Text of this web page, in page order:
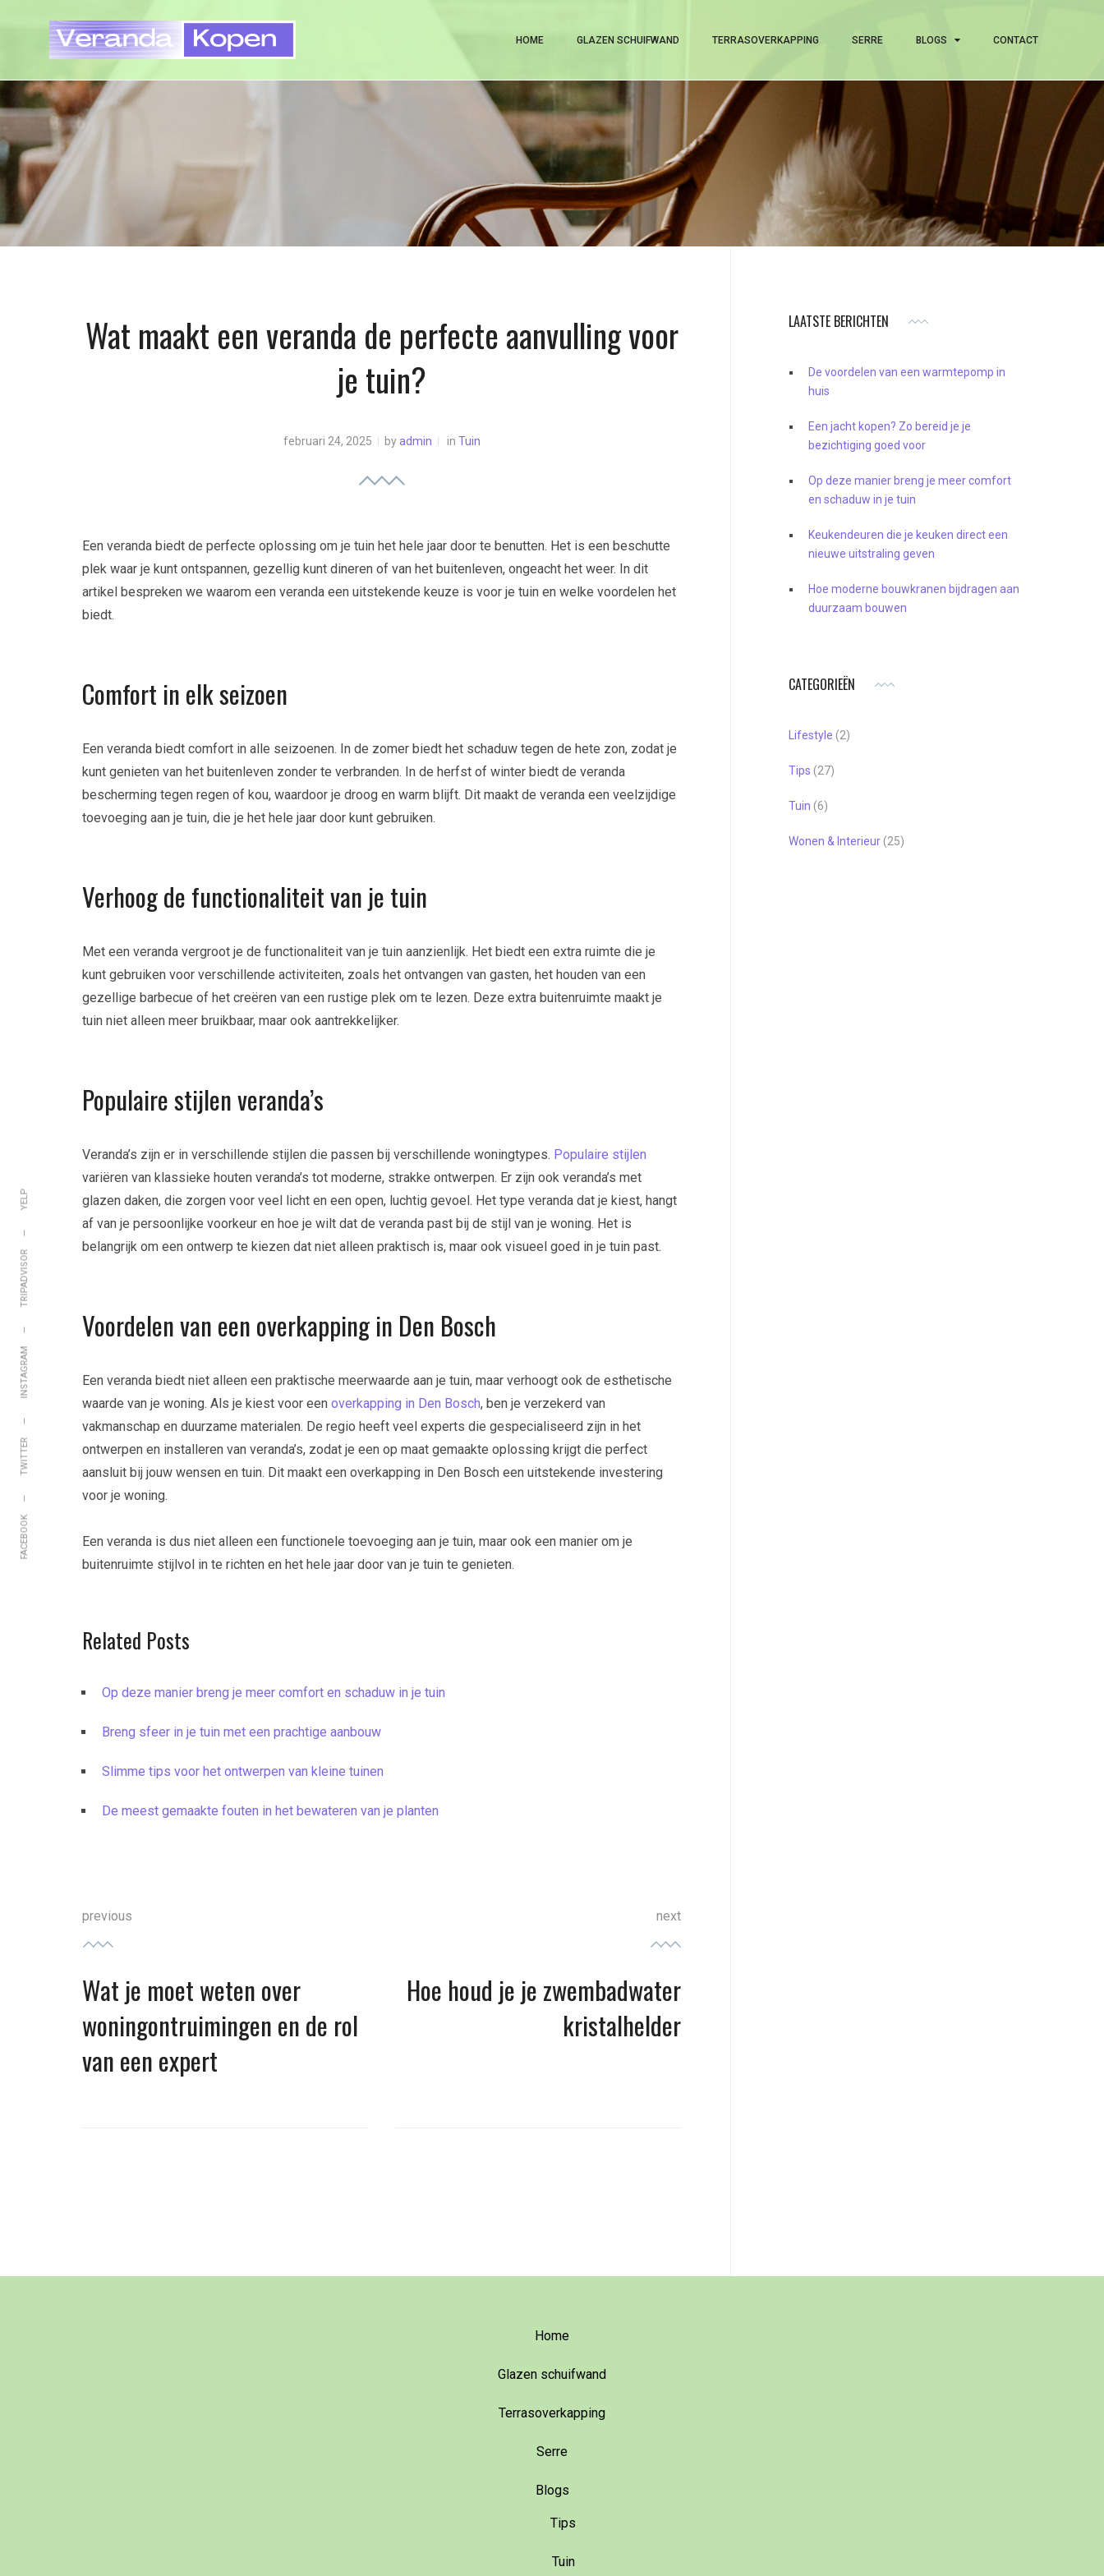
HOME GLAZEN SCHUIFWAND TERRASOVERKAPPING SERRE BLOGS CONTACT
Wat maakt een veranda de perfecte aanvulling voor
je tuin?
februari 24, 2025 byadmin in Tuin
Een veranda biedt de perfecte oplossing om je tuin het hele jaar door te benutten. Het is een beschutte
plek waar je kunt ontspannen, gezellig kunt dineren of van het buitenleven, ongeacht het weer. In dit
artikel bespreken we waarom een veranda een uitstekende keuze is voor je tuin en welke voordelen het
biedt.
Comfort in elk seizoen
Een veranda biedt comfort in alle seizoenen. In de zomer biedt het schaduw tegen de hete zon, zodat je
kunt genieten van het buitenleven zonder te verbranden. In de herfst of winter biedt de veranda
bescherming tegen regen of kou, waardoor je droog en warm blijft. Dit maakt de veranda een veelzijdige
toevoeging aan je tuin, die je het hele jaar door kunt gebruiken.
Verhoog de functionaliteit van je tuin
Met een veranda vergroot je de functionaliteit van je tuin aanzienlijk. Het biedt een extra ruimte die je
kunt gebruiken voor verschillende activiteiten, zoals het ontvangen van gasten, het houden van een
gezellige barbecue of het creëren van een rustige plek om te lezen. Deze extra buitenruimte maakt je
tuin niet alleen meer bruikbaar, maar ook aantrekkelijker.
Populaire stijlen veranda’s
Veranda’s zijn er in verschillende stijlen die passen bij verschillende woningtypes. Populaire stijlen
variëren van klassieke houten veranda’s tot moderne, strakke ontwerpen. Er zijn ook veranda’s met
glazen daken, die zorgen voor veel licht en een open, luchtig gevoel. Het type veranda dat je kiest, hangt
af van je persoonlijke voorkeur en hoe je wilt dat de veranda past bij de stijl van je woning. Het is
belangrijk om een ontwerp te kiezen dat niet alleen praktisch is, maar ook visueel goed in je tuin past.
Voordelen van een overkapping in Den Bosch
Een veranda biedt niet alleen een praktische meerwaarde aan je tuin, maar verhoogt ook de esthetische
waarde van je woning. Als je kiest voor een overkapping in Den Bosch, ben je verzekerd van
vakmanschap en duurzame materialen. De regio heeft veel experts die gespecialiseerd zijn in het
ontwerpen en installeren van veranda’s, zodat je een op maat gemaakte oplossing krijgt die perfect
aansluit bij jouw wensen en tuin. Dit maakt een overkapping in Den Bosch een uitstekende investering
voor je woning.
Een veranda is dus niet alleen een functionele toevoeging aan je tuin, maar ook een manier om je
buitenruimte stijlvol in te richten en het hele jaar door van je tuin te genieten.
Related Posts
Op deze manier breng je meer comfort en schaduw in je tuin
Breng sfeer in je tuin met een prachtige aanbouw
Slimme tips voor het ontwerpen van kleine tuinen
De meest gemaakte fouten in het bewateren van je planten
Bericht
navigatie
previous
Previous
post:
Wat je moet weten over
woningontruimingen en de rol
van een expert
next
Next
post:
Hoe houd je je zwembadwater
kristalhelder
LAATSTE BERICHTEN
De voordelen van een warmtepomp in
huis
Een jacht kopen? Zo bereid je je
bezichtiging goed voor
Op deze manier breng je meer comfort
en schaduw in je tuin
Keukendeuren die je keuken direct een
nieuwe uitstraling geven
Hoe moderne bouwkranen bijdragen aan
duurzaam bouwen
CATEGORIEËN
Lifestyle (2)
Tips (27)
Tuin (6)
Wonen & Interieur (25)
FACEBOOK
TWITTER
INSTAGRAM
TRIPADVISOR
YELP
Home
Glazen schuifwand
Terrasoverkapping
Serre
Blogs
Tips
Tuin